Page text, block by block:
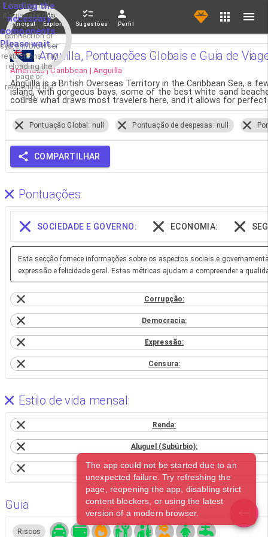
Loading the
necessary
components.
Please wait...
If loading fails,
it's usually due
to a slow
connection or
system/browser
restrictions. Try
reloading the
page or
reopening the
app.
Principal Explorar Sugestões Perfil
Anguilla, Pontuações Globais e Guia de
Americas | Caribbean | Anguilla
Anguilla is a British Overseas Territory in the Caribbean Sea, a
island, with gorgeous bays, some of the best white sand
course what draws most travelers here, and it allows for
Pontuação Global: null Pontuação de despesas: null
COMPARTILHAR
Pontuações:
SOCIEDADE E GOVERNO: ECONOMIA:
Esta secção fornece informações sobre os aspectos sociais e
expressão e felicidade geral. Estas métricas ajudam a compreender a
Corrupção:
Democracia:
Expressão:
Censura:
Estilo de vida mensal:
Renda:
Aluguel (Subúrbio):
Mercado (Ocidental):
Guia
Riscos
The app could not be started due to an
unexpected failure. Try refreshing the
page, reopening the app, disabling strict
content blockers, or using the latest
version of a modern browser.